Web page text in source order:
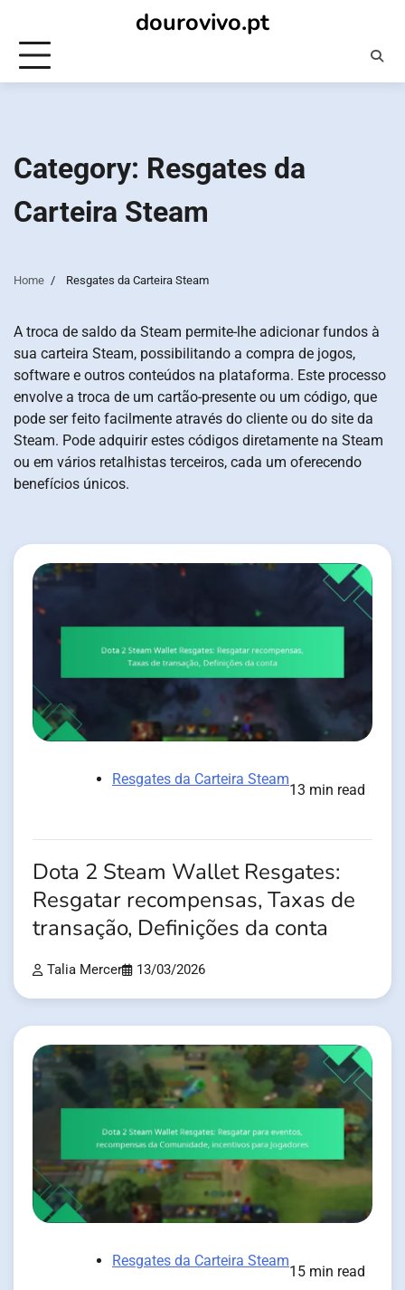
content
dourovivo.pt
Category: Resgates da
Carteira Steam
Home Resgates da Carteira Steam
A troca de saldo da Steam permite-lhe adicionar fundos à
sua carteira Steam, possibilitando a compra de jogos,
software e outros conteúdos na plataforma. Este processo
envolve a troca de um cartão-presente ou um código, que
pode ser feito facilmente através do cliente ou do site da
Steam. Pode adquirir estes códigos diretamente na Steam
ou em vários retalhistas terceiros, cada um oferecendo
benefícios únicos.
Resgates da Carteira Steam
13 min read
Dota 2 Steam Wallet Resgates:
Resgatar recompensas, Taxas de
transação, Definições da conta
Talia Mercer 13/03/2026
Resgates da Carteira Steam
15 min read